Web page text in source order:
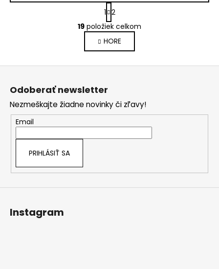
O
v
l
á
d
e
p
r
v
v
S
t
r
á
n
k
o
i
e
1 2
19 položiek celkom
HORE
Odoberať newsletter
Nezmeškajte žiadne novinky či zľavy!
Email
PRIHLÁSIŤ SA
Instagram